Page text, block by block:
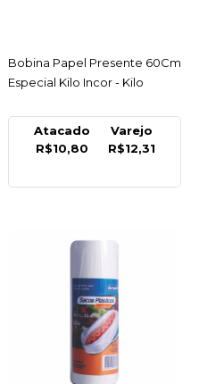
COMPARAR
SCPLAST
COMPARAR
LISTA DE DESEJO
ACESSAR
Bobina Papel Presente 60Cm
Especial Kilo Incor - Kilo
Atacado
R$10,80
Varejo
R$12,31